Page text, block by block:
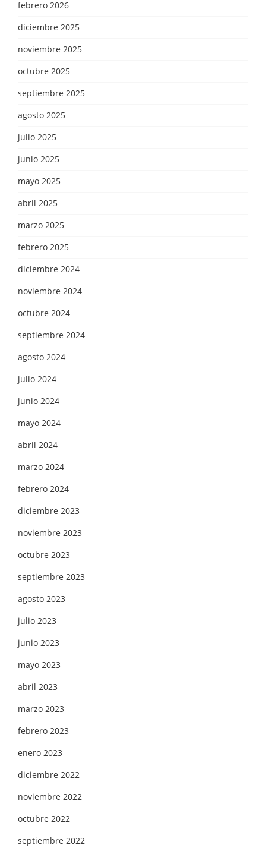
febrero 2026
diciembre 2025
noviembre 2025
octubre 2025
septiembre 2025
agosto 2025
julio 2025
junio 2025
mayo 2025
abril 2025
marzo 2025
febrero 2025
diciembre 2024
noviembre 2024
octubre 2024
septiembre 2024
agosto 2024
julio 2024
junio 2024
mayo 2024
abril 2024
marzo 2024
febrero 2024
diciembre 2023
noviembre 2023
octubre 2023
septiembre 2023
agosto 2023
julio 2023
junio 2023
mayo 2023
abril 2023
marzo 2023
febrero 2023
enero 2023
diciembre 2022
noviembre 2022
octubre 2022
septiembre 2022